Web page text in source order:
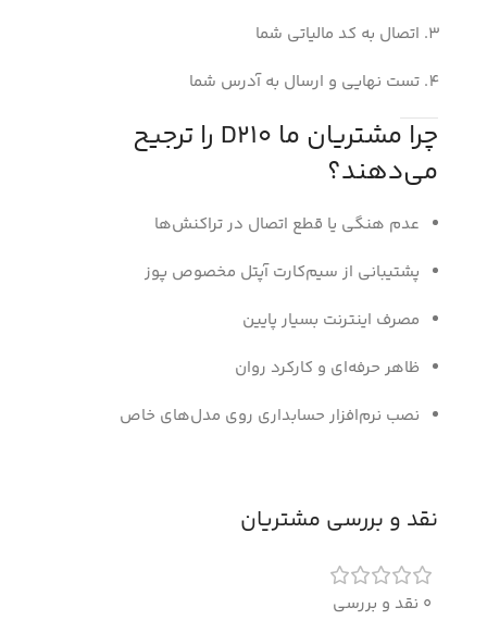
اتصال به کد مالیاتی شما
تست نهایی و ارسال به آدرس شما
چرا مشتریان ما D210 را ترجیح
می‌دهند؟
عدم هنگی یا قطع اتصال در تراکنش‌ها
پشتیبانی از سیم‌کارت آپتل مخصوص پوز
مصرف اینترنت بسیار پایین
ظاهر حرفه‌ای و کارکرد روان
نصب نرم‌افزار حسابداری روی مدل‌های خاص
نقد و بررسی مشتریان
0 نقد و بررسی